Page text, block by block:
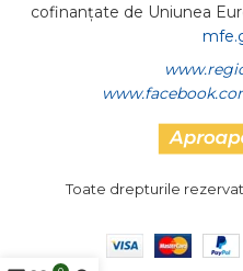
cofinanțate de Uniunea
Toate drepturile